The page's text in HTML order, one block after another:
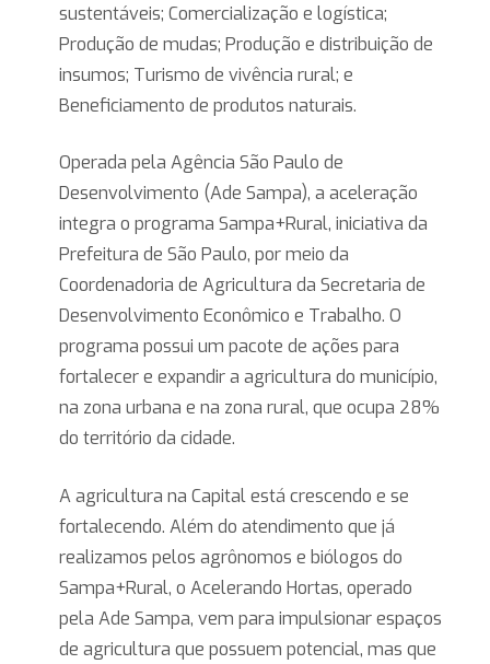
sustentáveis; Comercialização e logística;
Produção de mudas; Produção e distribuição de
insumos; Turismo de vivência rural; e
Beneficiamento de produtos naturais.
Operada pela Agência São Paulo de
Desenvolvimento (Ade Sampa), a aceleração
integra o programa Sampa+Rural, iniciativa da
Prefeitura de São Paulo, por meio da
Coordenadoria de Agricultura da Secretaria de
Desenvolvimento Econômico e Trabalho. O
programa possui um pacote de ações para
fortalecer e expandir a agricultura do município,
na zona urbana e na zona rural, que ocupa 28%
do território da cidade.
A agricultura na Capital está crescendo e se
fortalecendo. Além do atendimento que já
realizamos pelos agrônomos e biólogos do
Sampa+Rural, o Acelerando Hortas, operado
pela Ade Sampa, vem para impulsionar espaços
de agricultura que possuem potencial, mas que